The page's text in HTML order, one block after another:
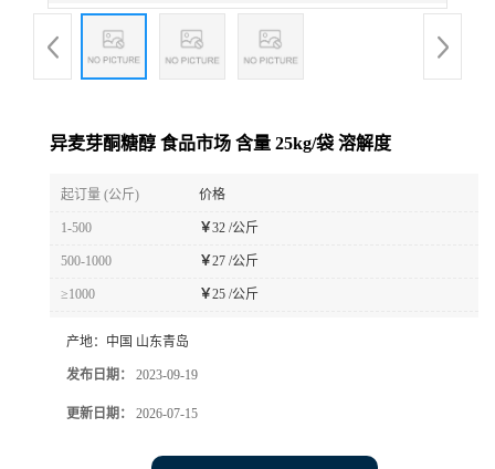
异麦芽酮糖醇 食品市场 含量 25kg/袋 溶解度
起订量 (公斤) 价格
1-500 ￥32 /公斤
500-1000 ￥27 /公斤
≥1000 ￥25 /公斤
产地： 中国 山东青岛
发布日期： 2023-09-19
更新日期： 2026-07-15